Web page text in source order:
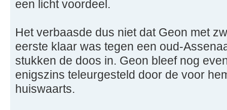
een licht voordeel.
Het verbaasde dus niet dat Geon met
eerste klaar was tegen een oud-
stukken de doos in. Geon bleef nog
enigszins teleurgesteld door de voor
huiswaarts.